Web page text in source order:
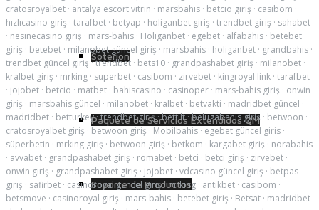
Soterion
Paquete de Servicios Extendidos QM
Soporte de Productos
cratosroyalbet · antalya escort vitrin · marsbahis · betcio giriş · casibom ·
hızlıcasino giriş · tarafbet · betyap · holiganbet giriş · trendbet giriş · sahabet
· nesinecasino giriş · mars-bahis · Holiganbet · egebet · alfabahis · betebet
giriş · betebet · milanobet güncel giriş · marsbahis · holiganbet · grandbahis ·
trendbet güncel giriş ·trendbet · bets10 · grandpashabet giriş · milanobet ·
kralbet giriş · mrking · superbet · casibom · zirvebet · kingroyal link · tarafbet
· jojobet · betcio · matbet · bahiscasino · casinoper · mars-bahis giriş · onwin
giriş · marsbahis güncel · milanobet · kralbet · betvakti · madridbet güncel ·
madridbet · betturkey·trendbet giriş·bettilt·belugabahis giriş · betwoon ·
cratosroyalbet giriş · betwoon giriş · Mobilbahis · egebet güncel giris ·
süperbetin · mrking giriş · betwoon giriş · betkom · kargabet giriş · norabahis
· avvabet · grandpashabet giriş · romabet · betci · betci giriş · zirvebet ·
onwin giriş · grandpashabet giriş · jojobet · vdcasino güncel giriş · betpas
giriş · safirbet · casinoroyal güncel giriş·mrking · antikbet · casibom ·
betsmove · casinoroyal giriş · mars-bahis · betebet giriş · Betsat · madridbet